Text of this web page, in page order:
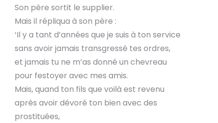
Son père sortit le supplier.
Mais il répliqua à son père :
‘Il y a tant d’années que je suis à ton service
sans avoir jamais transgressé tes ordres,
et jamais tu ne m’as donné un chevreau
pour festoyer avec mes amis.
Mais, quand ton fils que voilà est revenu
après avoir dévoré ton bien avec des
prostituées,